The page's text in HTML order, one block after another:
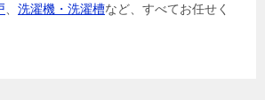
洗濯機・洗濯槽など、すべてお任せく